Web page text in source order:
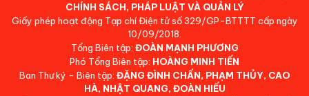
CHÍNH SÁCH, PHÁP LUẬT VÀ QUẢN LÝ
Giấy phép hoạt động Tạp chí Điện tử số 329/GP-BTTTT cấp ngày
10/09/2018.
Tổng Biên tập: ĐOÀN MẠNH PHƯƠNG
Phó Tổng Biên tập: HOÀNG MINH TIẾN
Ban Thư ký - Biên tập: ĐẶNG ĐÌNH CHẤN, PHẠM THỦY, CAO
HÀ, NHẬT QUANG, ĐOÀN HIẾU